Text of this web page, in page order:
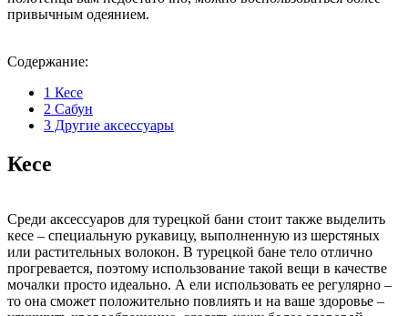
привычным одеянием.
Содержание:
1 Кесе
2 Сабун
3 Другие аксессуары
Кесе
Среди аксессуаров для турецкой бани стоит также выделить
кесе – специальную рукавицу, выполненную из шерстяных
или растительных волокон. В турецкой бане тело отлично
прогревается, поэтому использование такой вещи в качестве
мочалки просто идеально. А ели использовать ее регулярно –
то она сможет положительно повлиять и на ваше здоровье –